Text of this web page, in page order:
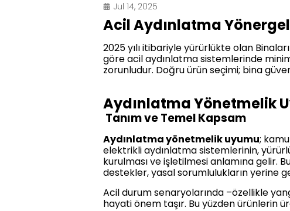
Jul 14, 2025
Acil Aydınlatma
2025 yılı itibariyle yürürlükte olan
göre acil aydınlatma sistemlerinde
zorunludur. Doğru ürün seçimi; bina
Aydınlatma Yönetmelik
Tanım ve Temel Kapsam
Aydınlatma yönetmelik uyumu;
elektrikli aydınlatma sistemlerinin,
kurulması ve işletilmesi anlamına gelir.
destekler, yasal sorumlulukların yerine
Acil durum senaryolarında –özellikle
hayati önem taşır. Bu yüzden ürünlerin